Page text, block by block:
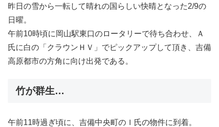
昨日の雪から一転して晴れの国らしい快晴となった2/9の
日曜。
午前10時頃に岡山駅東口のロータリーで待ち合わせ、Ａ
氏に白の「クラウンＨＶ」でピックアップして頂き、吉備
高原都市の方角に向け出発である。
竹が群生…
午前11時過ぎ頃に、吉備中央町のＩ氏の物件に到着。